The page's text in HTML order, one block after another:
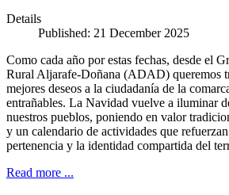
Details
Published: 21 December 2025
Como cada año por estas fechas, desde el
Rural Aljarafe-Doñana (ADAD) queremos
mejores deseos a la ciudadanía de la
entrañables. La Navidad vuelve a iluminar
nuestros pueblos, poniendo en valor
y un calendario de actividades que
pertenencia y la identidad compartida del
Read more ...